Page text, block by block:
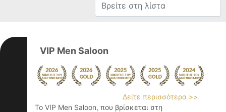
VIP Men Saloon
Δείτε περισσότερα >>
Το VIP Men Saloon, που βρίσκεται στη